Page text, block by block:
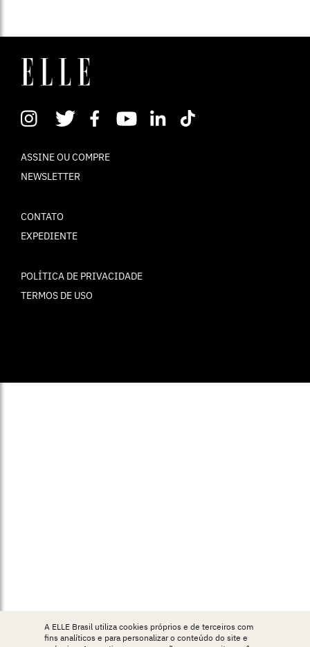
ASSINE OU COMPRE
NEWSLETTER
CONTATO
EXPEDIENTE
POLÍTICA DE PRIVACIDADE
TERMOS DE USO
A ELLE Brasil utiliza cookies próprios e de terceiros com
fins analíticos e para personalizar o conteúdo do site e